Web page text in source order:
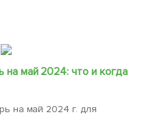
на май 2024: что и когда
на май 2024 г. для